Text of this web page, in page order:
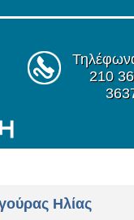
210
Ηλίας